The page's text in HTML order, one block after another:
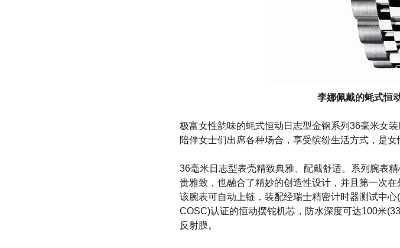
李娜佩戴的蚝式恒
极富女性韵味的蚝式恒动日志型金钢系列36毫米女
陪伴女士们出席各种场合，享受缤纷生活方式，是女
36毫米日志型表壳精致典雅、配戴舒适。系列腕表
贵雅致，也融合了精妙的创造性设计，并且第一次
该腕表可自动上链，装配经瑞士精密计时器测试中心
COSC)认证的恒动摆铊机芯，防水深度可达100米
反射膜。